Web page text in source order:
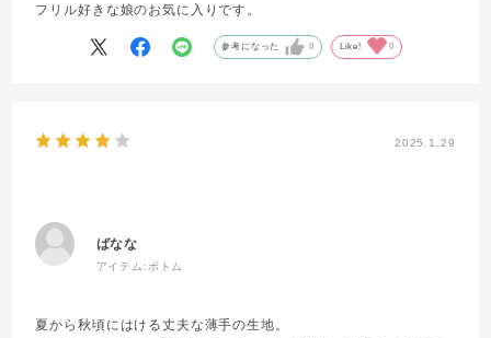
フリル好きな娘のお気に入りです。
参考になった 0 Like! 0
2025.1.29
ばなな
アイテム: ボトム
夏から秋頃にはける丈夫な薄手の生地。